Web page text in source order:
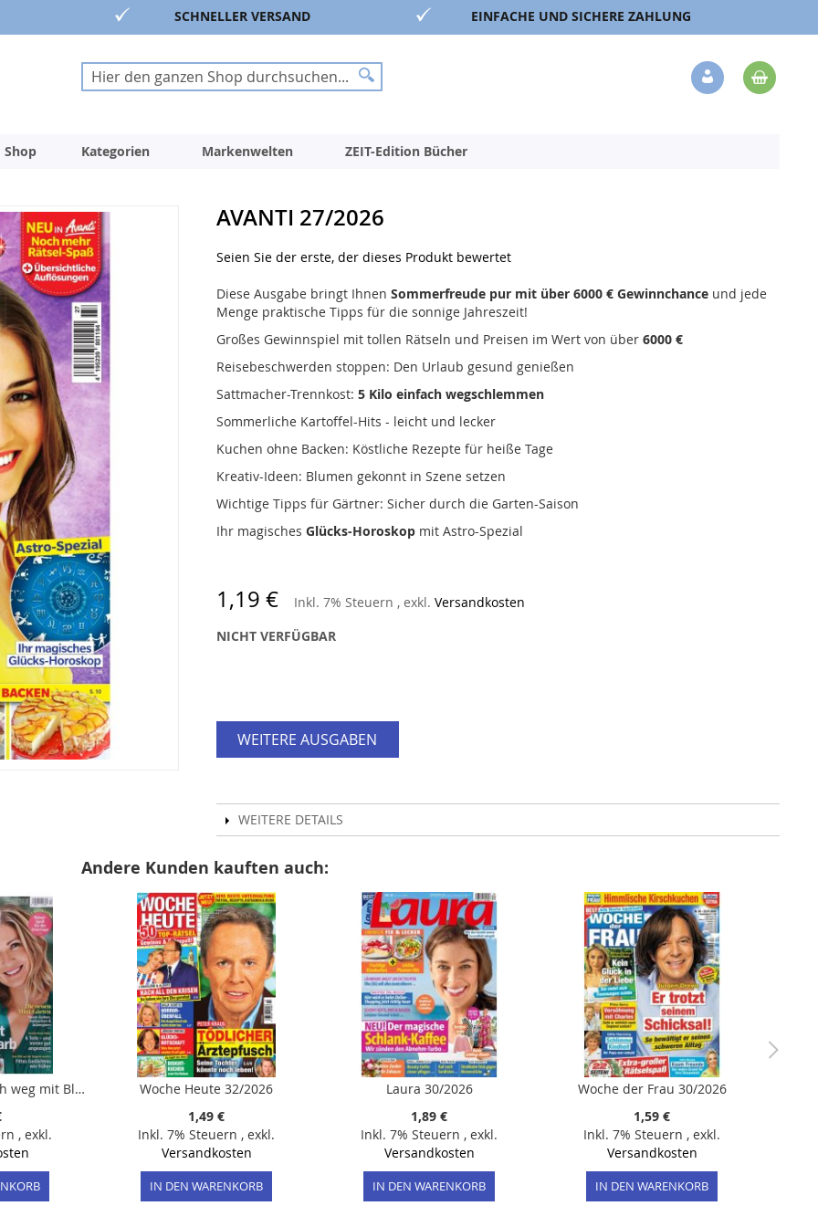
SCHNELLER VERSAND EINFACHE UND SICHERE ZAHLUNG
Suche
Suche
Veränderung
Shop Kategorien Markenwelten ZEIT-Edition Bücher
AVANTI 27/2026
Seien Sie der erste, der dieses Produkt bewertet
Diese Ausgabe bringt Ihnen Sommerfreude pur mit über 6000 € Gewinnchanceund jede
Menge praktische Tipps für die sonnige Jahreszeit!
Großes Gewinnspiel mit tollen Rätseln und Preisen im Wert von über 6000 €
Reisebeschwerden stoppen: Den Urlaub gesund genießen
Sattmacher-Trennkost: 5 Kilo einfach wegschlemmen
Sommerliche Kartoffel-Hits - leicht und lecker
Kuchen ohne Backen: Köstliche Rezepte für heiße Tage
Kreativ-Ideen: Blumen gekonnt in Szene setzen
Wichtige Tipps für Gärtner: Sicher durch die Garten-Saison
Ihr magisches Glücks-Horoskopmit Astro-Spezial
1,19 € Inkl. 7% Steuern , exkl. Versandkosten
NICHT VERFÜGBAR
WEITERE AUSGABEN
WEITERE DETAILS
Andere Kunden kauften auch:
Tina 13/2024 "Bauch weg mit Blitz-Low-Carb"
, exkl.
Woche Heute 32/2026
1,49 €
Inkl. 7% Steuern , exkl.
Versandkosten
IN DEN WARENKORB
Laura 30/2026
1,89 €
Inkl. 7% Steuern , exkl.
Versandkosten
IN DEN WARENKORB
Woche der Frau 30/2026
1,59 €
Inkl. 7% Steuern , exkl.
Versandkosten
IN DEN WARENKORB